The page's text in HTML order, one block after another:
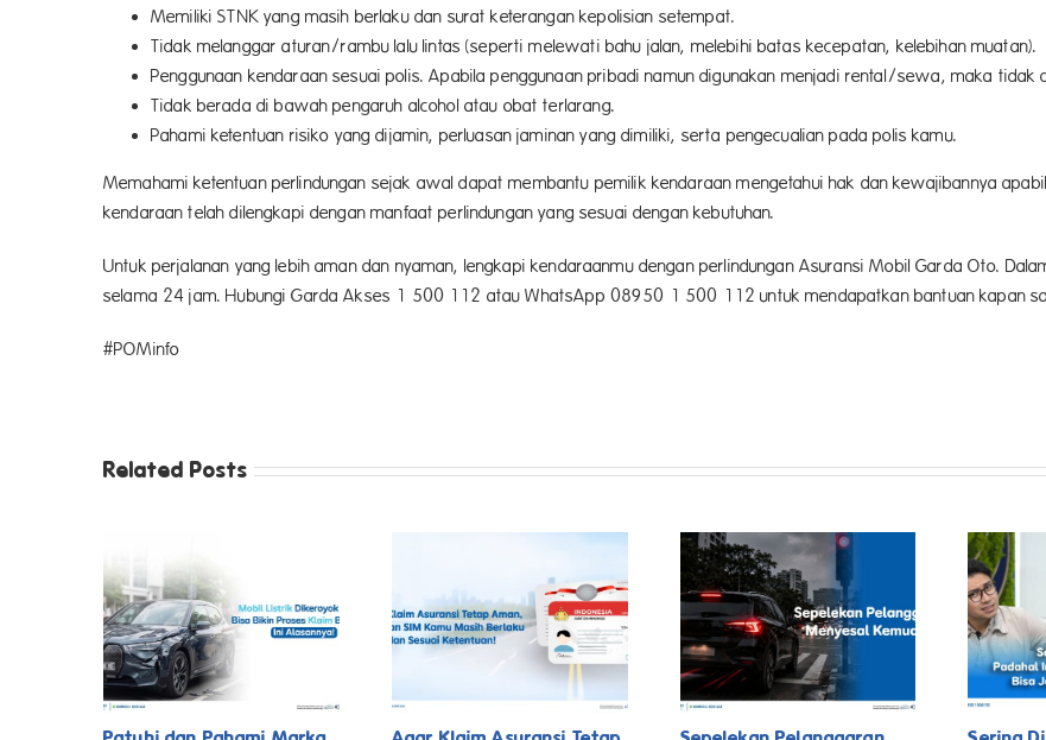
Memiliki STNK yang masih berlaku dan surat keterangan kepolisian setempat.
Tidak melanggar aturan/rambu lalu lintas (seperti melewati bahu jalan, melebihi batas kecepatan, kelebihan muatan).
Penggunaan kendaraan sesuai polis. Apabila penggunaan pribadi namun digunakan menjadi rental/sewa, maka tidak
Tidak berada di bawah pengaruh alcohol atau obat terlarang.
Pahami ketentuan risiko yang dijamin, perluasan jaminan yang dimiliki, serta pengecualian pada polis kamu.
Memahami ketentuan perlindungan sejak awal dapat membantu pemilik kendaraan mengetahui hak dan kewajibannya
kendaraan telah dilengkapi dengan manfaat perlindungan yang sesuai dengan kebutuhan.
Untuk perjalanan yang lebih aman dan nyaman, lengkapi kendaraanmu dengan perlindungan Asuransi Mobil Garda Oto.
selama 24 jam. Hubungi Garda Akses 1 500 112 atau WhatsApp 08950 1 500 112 untuk mendapatkan bantuan kapan
#POMinfo
Related Posts